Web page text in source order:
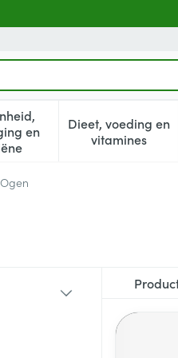
ensubmenu voor
Dieet, voeding en
vitamines
Toon
Ogen